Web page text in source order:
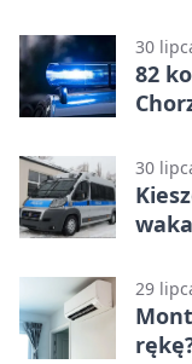
30
82
30
29